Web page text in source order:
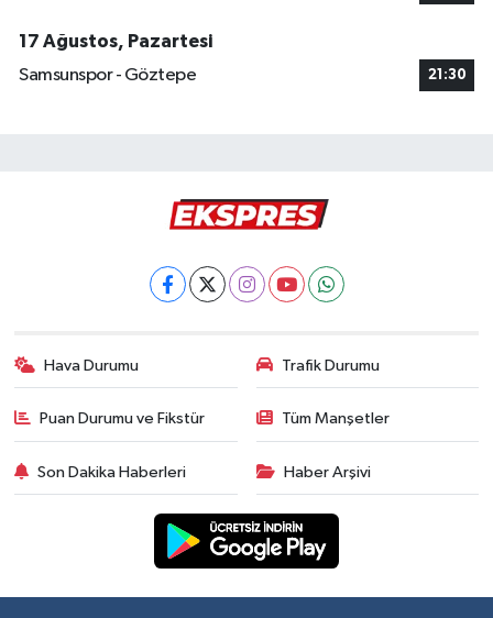
17 Ağustos, Pazartesi
Samsunspor - Göztepe
21:30
Hava Durumu Trafik Durumu
Puan Durumu ve Fikstür Tüm Manşetler
Son Dakika Haberleri Haber Arşivi